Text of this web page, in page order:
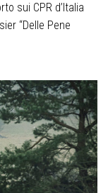
sui CPR d’Italia
“Delle Pene